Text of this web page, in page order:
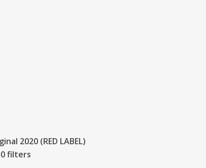
2020 (RED LABEL)
filters